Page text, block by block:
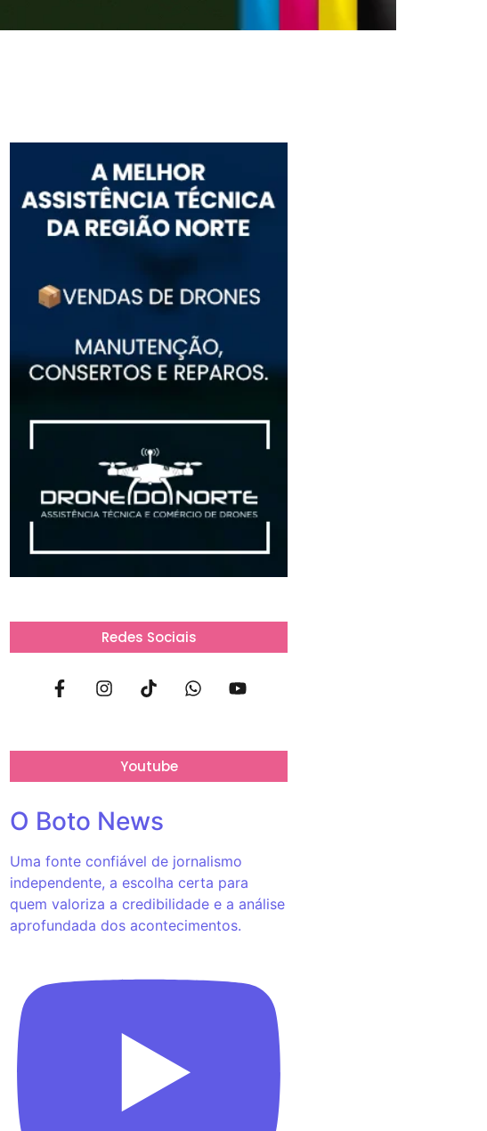
Redes Sociais
Youtube
O Boto News
Uma fonte confiável de jornalismo
independente, a escolha certa para
quem valoriza a credibilidade e a análise
aprofundada dos acontecimentos.